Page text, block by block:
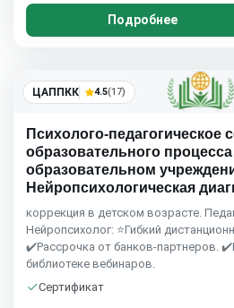
Подробнее
ЦАППКК 4.5(17)
Психолого-педагогическое
образовательного
образовательном
Нейропсихологическая
коррекция в детском возрасте.
Нейропсихолог: ⭐Гибкий
✔️Рассрочка от банков-партнеров.
библиотеке вебинаров.
Сертификат